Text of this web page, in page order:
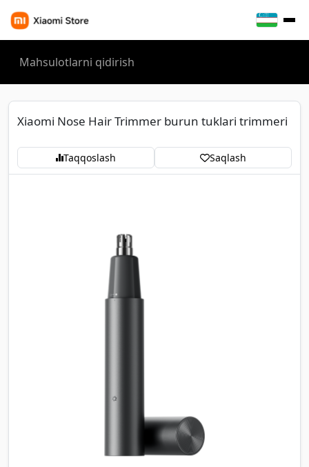
Xiaomi Nose Hair Trimmer burun tuklari trimmeri
Taqqoslash Saqlash